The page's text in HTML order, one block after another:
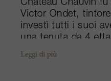
Château Chauvin
Victor Ondet,
investì tutti i suoi
una tenuta da 4
tramandata a diversi
famiglia, tra cui
Leggi di più